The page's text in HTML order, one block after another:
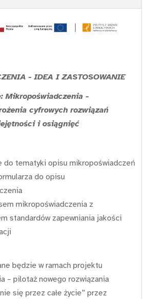
- IDEA I ZASTOSOWANIE
Mikropoświadczenia -
cyfrowych rozwiązań
i osiągnięć
do tematyki opisu mikropoświadczeń
do opisu
mikropoświadczenia z
standardów zapewniania jakości
będzie w ramach projektu
– pilotaż nowego rozwiązania
się przez całe życie” przez